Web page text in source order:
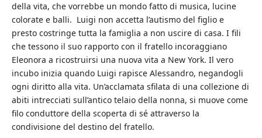
della vita, che vorrebbe un mondo fatto di musica, lucine
colorate e balli. Luigi non accetta l’autismo del figlio e
presto costringe tutta la famiglia a non uscire di casa. I fili
che tessono il suo rapporto con il fratello incoraggiano
Eleonora a ricostruirsi una nuova vita a New York. Il vero
incubo inizia quando Luigi rapisce Alessandro, negandogli
ogni diritto alla vita. Un’acclamata sfilata di una collezione di
abiti intrecciati sull’antico telaio della nonna, si muove come
filo conduttore della scoperta di sé attraverso la
condivisione del destino del fratello.